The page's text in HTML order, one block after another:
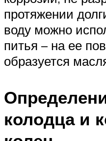
протяжении
воду можно
питья – на ее
образуется
колодца и